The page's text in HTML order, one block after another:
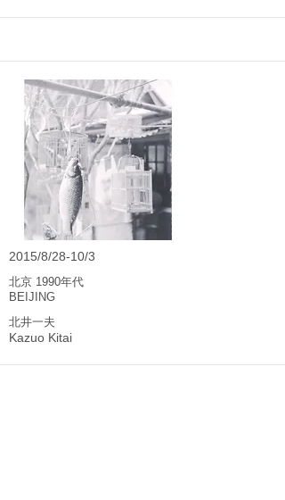
2015/8/28-10/3
北京 1990年代
BEIJING
北井一夫
Kazuo Kitai